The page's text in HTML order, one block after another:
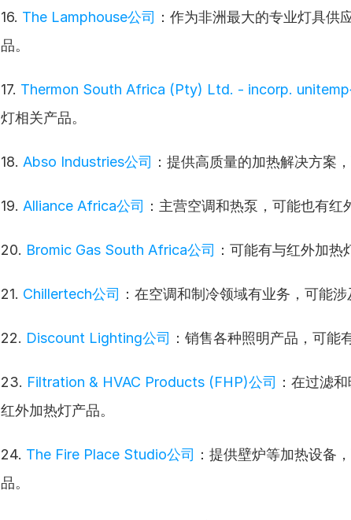
16. The Lamphouse公司 ：作为非洲最大的专业灯具供
品。
17. Thermon South Africa (Pty) Ltd. - incorp. unitemp
灯相关产品。
18. Abso Industries公司 ：提供高质量的加热解决方案
19. Alliance Africa公司 ：主营空调和热泵，可能也有红
20. Bromic Gas South Africa公司 ：可能有与红外加热
21. Chillertech公司 ：在空调和制冷领域有业务，可能涉
22. Discount Lighting公司 ：销售各种照明产品，可能
23. Filtration & HVAC Products (FHP)公司 ：在过滤
红外加热灯产品。
24. The Fire Place Studio公司 ：提供壁炉等加热设备
品。